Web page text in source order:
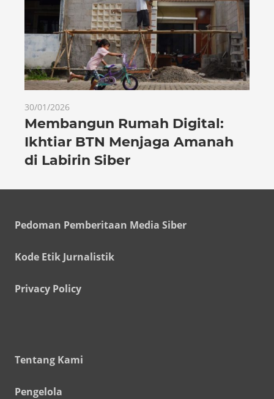
30/01/2026
Membangun Rumah Digital:
Ikhtiar BTN Menjaga Amanah
di Labirin Siber
Pedoman Pemberitaan Media Siber
Kode Etik Jurnalistik
Privacy Policy
Tentang Kami
Pengelola